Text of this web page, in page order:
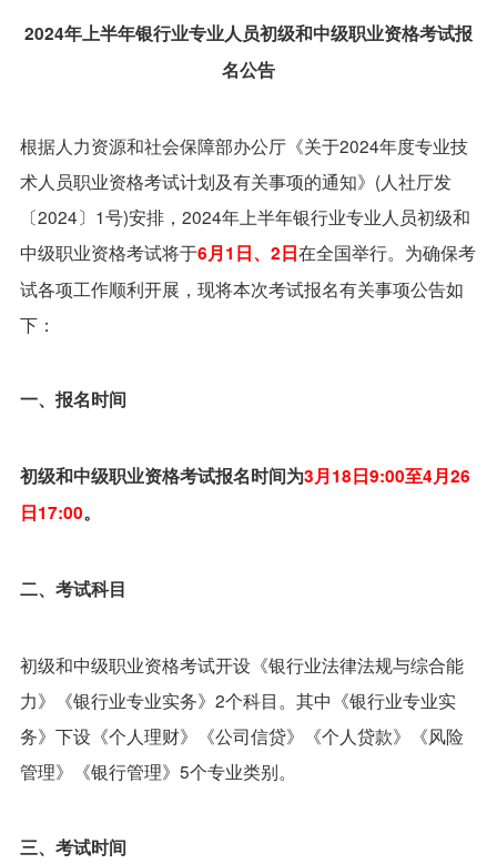
2024年上半年银行业专业人员初级和中级职业资格考试报
名公告
根据人力资源和社会保障部办公厅《关于2024年度专业技
术人员职业资格考试计划及有关事项的通知》(人社厅发
〔2024〕1号)安排，2024年上半年银行业专业人员初级和
中级职业资格考试将于6月1日、2日在全国举行。为确保考
试各项工作顺利开展，现将本次考试报名有关事项公告如
下：
一、报名时间
初级和中级职业资格考试报名时间为3月18日9:00至4月26
日17:00。
二、考试科目
初级和中级职业资格考试开设《银行业法律法规与综合能
力》《银行业专业实务》2个科目。其中《银行业专业实
务》下设《个人理财》《公司信贷》《个人贷款》《风险
管理》《银行管理》5个专业类别。
三、考试时间